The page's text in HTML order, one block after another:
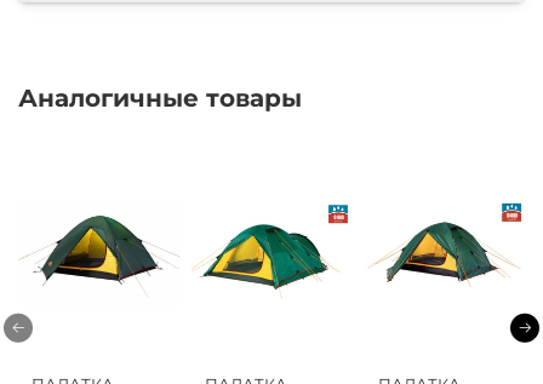
Аналогичные товары